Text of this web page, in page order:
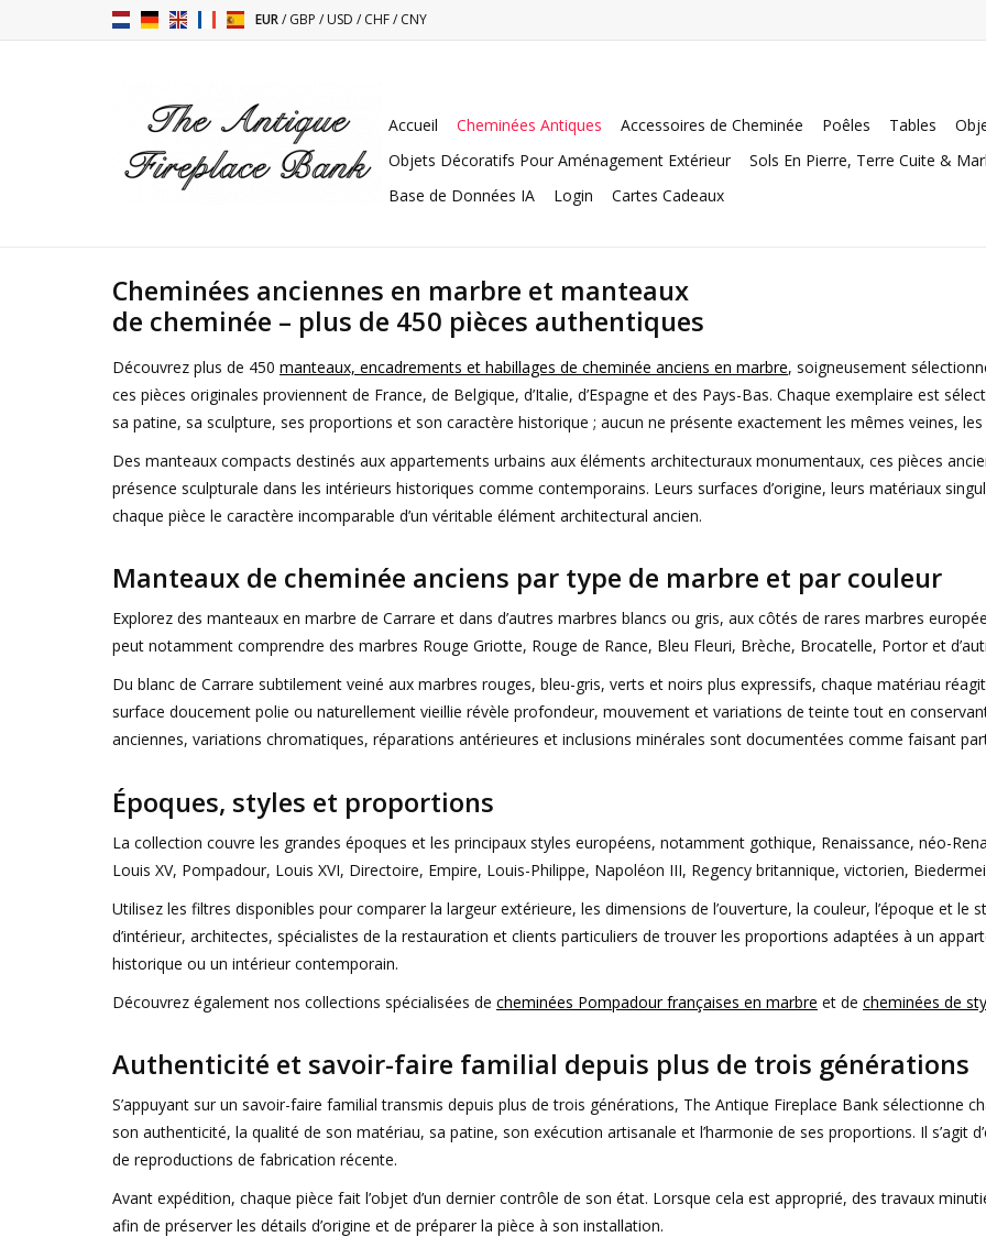
EUR/GBP /USD /CHF/CNY
Accueil Cheminées Antiques Accessoires de Cheminée Poêles Tables
Objets Décoratifs Pour Aménagement Extérieur
Sols En Pierre, Terre Cuite &
Base de Données IA
Login Cartes Cadeaux
Cheminées anciennes en marbre et manteaux
de cheminée – plus de 450 pièces authentiques
Découvrez plus de 450 manteaux, encadrements et habillages de cheminée anciens en marbre, soigneusement
ces pièces originales proviennent de France, de Belgique, d’Italie, d’Espagne et des Pays-Bas. Chaque exemplaire est
sa patine, sa sculpture, ses proportions et son caractère historique ; aucun ne présente exactement les mêmes veines,
Des manteaux compacts destinés aux appartements urbains aux éléments architecturaux monumentaux, ces pièces
présence sculpturale dans les intérieurs historiques comme contemporains. Leurs surfaces d’origine, leurs matériaux
chaque pièce le caractère incomparable d’un véritable élément architectural ancien.
Manteaux de cheminée anciens par type de marbre et par couleur
Explorez des manteaux en marbre de Carrare et dans d’autres marbres blancs ou gris, aux côtés de rares marbres
peut notamment comprendre des marbres Rouge Griotte, Rouge de Rance, Bleu Fleuri, Brèche, Brocatelle, Portor et
Du blanc de Carrare subtilement veiné aux marbres rouges, bleu-gris, verts et noirs plus expressifs, chaque matériau
surface doucement polie ou naturellement vieillie révèle profondeur, mouvement et variations de teinte tout en
anciennes, variations chromatiques, réparations antérieures et inclusions minérales sont documentées comme faisant
Époques, styles et proportions
La collection couvre les grandes époques et les principaux styles européens, notamment gothique, Renaissance, néo-
Louis XV, Pompadour, Louis XVI, Directoire, Empire, Louis-Philippe, Napoléon III, Regency britannique, victorien,
Utilisez les filtres disponibles pour comparer la largeur extérieure, les dimensions de l’ouverture, la couleur, l’époque et le
d’intérieur, architectes, spécialistes de la restauration et clients particuliers de trouver les proportions adaptées à un
historique ou un intérieur contemporain.
Découvrez également nos collections spécialisées de cheminées Pompadour françaises en marbre et de cheminées de
Authenticité et savoir-faire familial depuis plus de trois générations
S’appuyant sur un savoir-faire familial transmis depuis plus de trois générations, The Antique Fireplace Bank sélectionne
son authenticité, la qualité de son matériau, sa patine, son exécution artisanale et l’harmonie de ses proportions. Il s’agit
de reproductions de fabrication récente.
Avant expédition, chaque pièce fait l’objet d’un dernier contrôle de son état. Lorsque cela est approprié, des travaux
afin de préserver les détails d’origine et de préparer la pièce à son installation.